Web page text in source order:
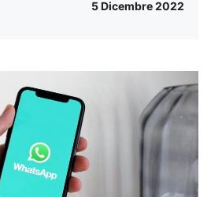
5 Dicembre 2022